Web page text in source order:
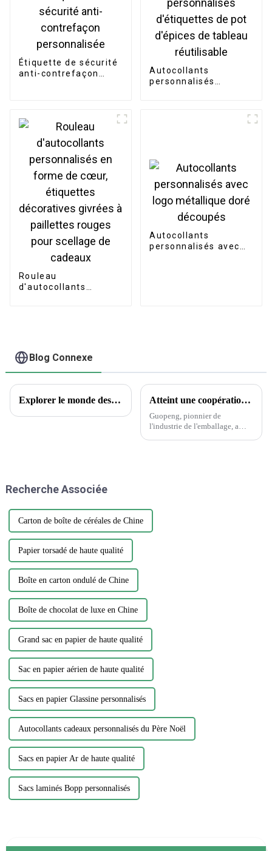
Étiquette de sécurité
anti-contrefaçon
Autocollants
personnalisés
Rouleau
d'autocollants
scellage de cadeaux
Autocollants
personnalisés avec
Blog Connexe
Explorer le monde des tatouages ​​temporaires : aperçus encrés et questions courantes Atteint une coopération historique avec Wanglaoji
Guopeng, pionnier de
l'industrie de l'emballage, a
Recherche Associée
Carton de boîte de céréales de Chine
Papier torsadé de haute qualité
Boîte en carton ondulé de Chine
Boîte de chocolat de luxe en Chine
Grand sac en papier de haute qualité
Sac en papier aérien de haute qualité
Sacs en papier Glassine personnalisés
Autocollants cadeaux personnalisés du Père Noël
Sacs en papier Ar de haute qualité
Sacs laminés Bopp personnalisés